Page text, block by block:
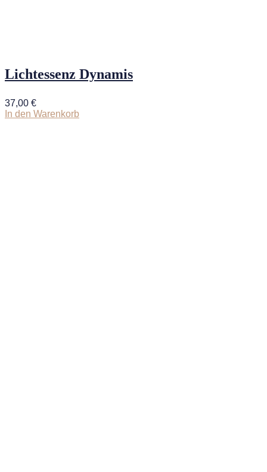
Lichtessenz Dynamis
37,00 €
In den Warenkorb